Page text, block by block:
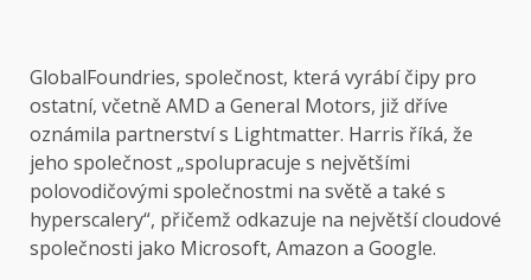
GlobalFoundries, společnost, která vyrábí čipy pro
ostatní, včetně AMD a General Motors, již dříve
oznámila partnerství s Lightmatter. Harris říká, že
jeho společnost „spolupracuje s největšími
polovodičovými společnostmi na světě a také s
hyperscalery“, přičemž odkazuje na největší cloudové
společnosti jako Microsoft, Amazon a Google.